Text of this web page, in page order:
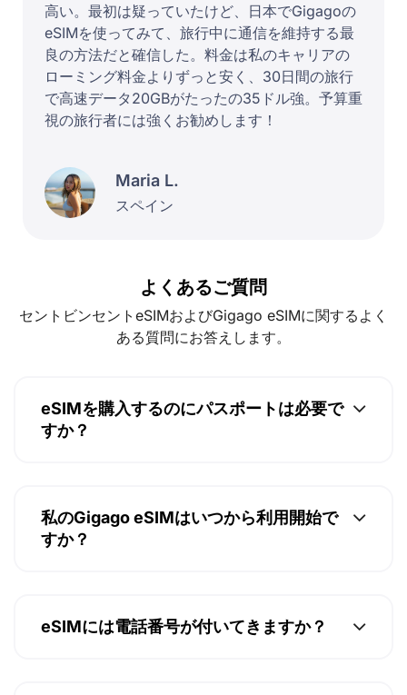
高い。最初は疑っていたけど、日本でGigagoの
eSIMを使ってみて、旅行中に通信を維持する最
良の方法だと確信した。料金は私のキャリアの
ローミング料金よりずっと安く、30日間の旅行
で高速データ20GBがたったの35ドル強。予算重
視の旅行者には強くお勧めします！
Maria L.
スペイン
よくあるご質問
セントビンセントeSIMおよびGigago eSIMに関するよく
ある質問にお答えします。
eSIMを購入するのにパスポートは必要で
すか？
私のGigago eSIMはいつから利用開始で
すか？
eSIMには電話番号が付いてきますか？